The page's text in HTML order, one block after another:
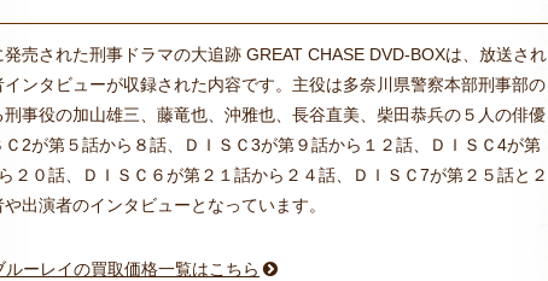
売された刑事ドラマの大追跡 GREAT CHASE DVD-BOXは、放送され
ンタビューが収録された内容です。主役は多奈川県警察本部刑事部の
事役の加山雄三、藤竜也、沖雅也、長谷直美、柴田恭兵の５人の俳優
2が第５話から８話、ＤＩＳＣ3が第９話から１２話、ＤＩＳＣ4が第
２０話、ＤＩＳＣ６が第２１話から２４話、ＤＩＳＣ7が第２５話と２
出演者のインタビューとなっています。
ルーレイの買取価格一覧はこちら